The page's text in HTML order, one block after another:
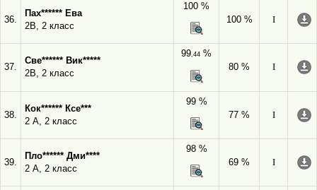
36.
Пах****** Ева
2В, 2 класс
100 %
100 %
I
37.
Све****** Вик*****
2В, 2 класс
99,44 %
80 %
I
38.
Кок****** Ксе***
2 А, 2 класс
99 %
77 %
I
39.
Пло****** Дми****
2 А, 2 класс
98 %
69 %
I